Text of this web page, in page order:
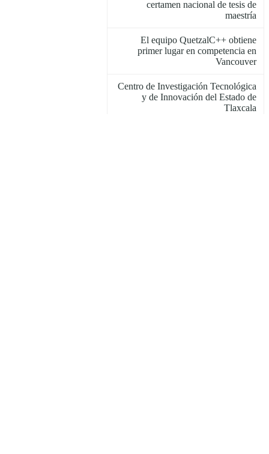
certamen nacional de tesis de
maestría
El equipo QuetzalC++ obtiene
primer lugar en competencia en
Vancouver
Centro de Investigación Tecnológica
y de Innovación del Estado de
Tlaxcala